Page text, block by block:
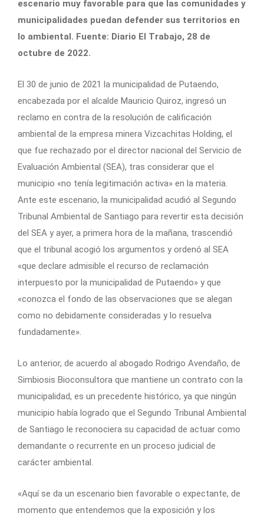
escenario muy favorable para que las comunidades y
municipalidades puedan defender sus territorios en
lo ambiental. Fuente: Diario El Trabajo, 28 de
octubre de 2022.
El 30 de junio de 2021 la municipalidad de Putaendo,
encabezada por el alcalde Mauricio Quiroz, ingresó un
reclamo en contra de la resolución de calificación
ambiental de la empresa minera Vizcachitas Holding, el
que fue rechazado por el director nacional del Servicio de
Evaluación Ambiental (SEA), tras considerar que el
municipio «no tenía legitimación activa» en la materia.
Ante este escenario, la municipalidad acudió al Segundo
Tribunal Ambiental de Santiago para revertir esta decisión
del SEA y ayer, a primera hora de la mañana, trascendió
que el tribunal acogió los argumentos y ordenó al SEA
«que declare admisible el recurso de reclamación
interpuesto por la municipalidad de Putaendo» y que
«conozca el fondo de las observaciones que se alegan
como no debidamente consideradas y lo resuelva
fundadamente».
Lo anterior, de acuerdo al abogado Rodrigo Avendaño, de
Simbiosis Bioconsultora que mantiene un contrato con la
municipalidad, es un precedente histórico, ya que ningún
municipio había logrado que el Segundo Tribunal Ambiental
de Santiago le reconociera su capacidad de actuar como
demandante o recurrente en un proceso judicial de
carácter ambiental.
«Aquí se da un escenario bien favorable o expectante, de
momento que entendemos que la exposición y los